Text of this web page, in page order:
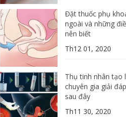
Đặt thuốc phụ
ngoài và những
nên biết
Th12 01, 2020
Thụ tinh nhân tạo
chuyên gia giải
sau đây
Th11 30, 2020